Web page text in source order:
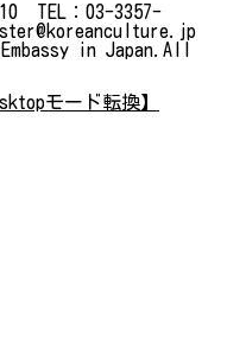
TEL：03-3357-
in Japan.All
モード転換】